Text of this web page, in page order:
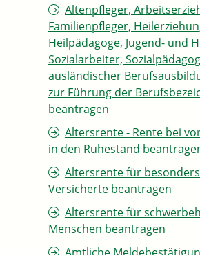
Altenpfleger,
Familienpfleger,
Heilpädagoge, Jugend- und
Sozialarbeiter,
ausländischer
zur Führung der
beantragen
Altersrente - Rente bei
in den Ruhestand
Altersrente für
Versicherte beantragen
Altersrente für
Menschen beantragen